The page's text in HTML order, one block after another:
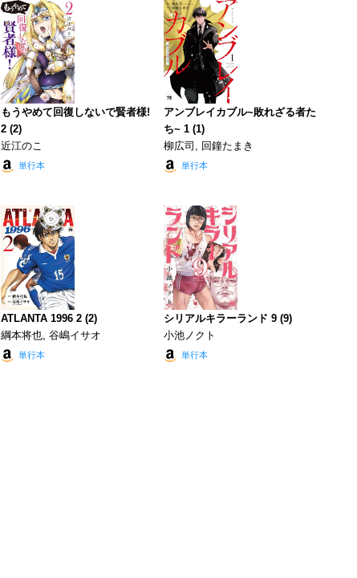
もうやめて回復しないで賢者様!
2 (2)
近江のこ
単行本
アンブレイカブル~敗れざる者た
ち~ 1 (1)
柳広司, 回鐘たまき
単行本
ATLANTA 1996 2 (2)
綱本将也, 谷嶋イサオ
単行本
シリアルキラーランド 9 (9)
小池ノクト
単行本